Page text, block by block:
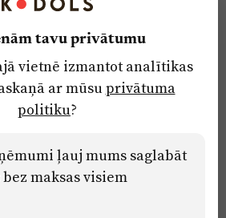
un noturības mehānisma plāna
tavu privātumu
vietnē izmantot analītikas
ar mūsuprivātuma
politiku?
ļauj mums saglabāt
maksas visiem